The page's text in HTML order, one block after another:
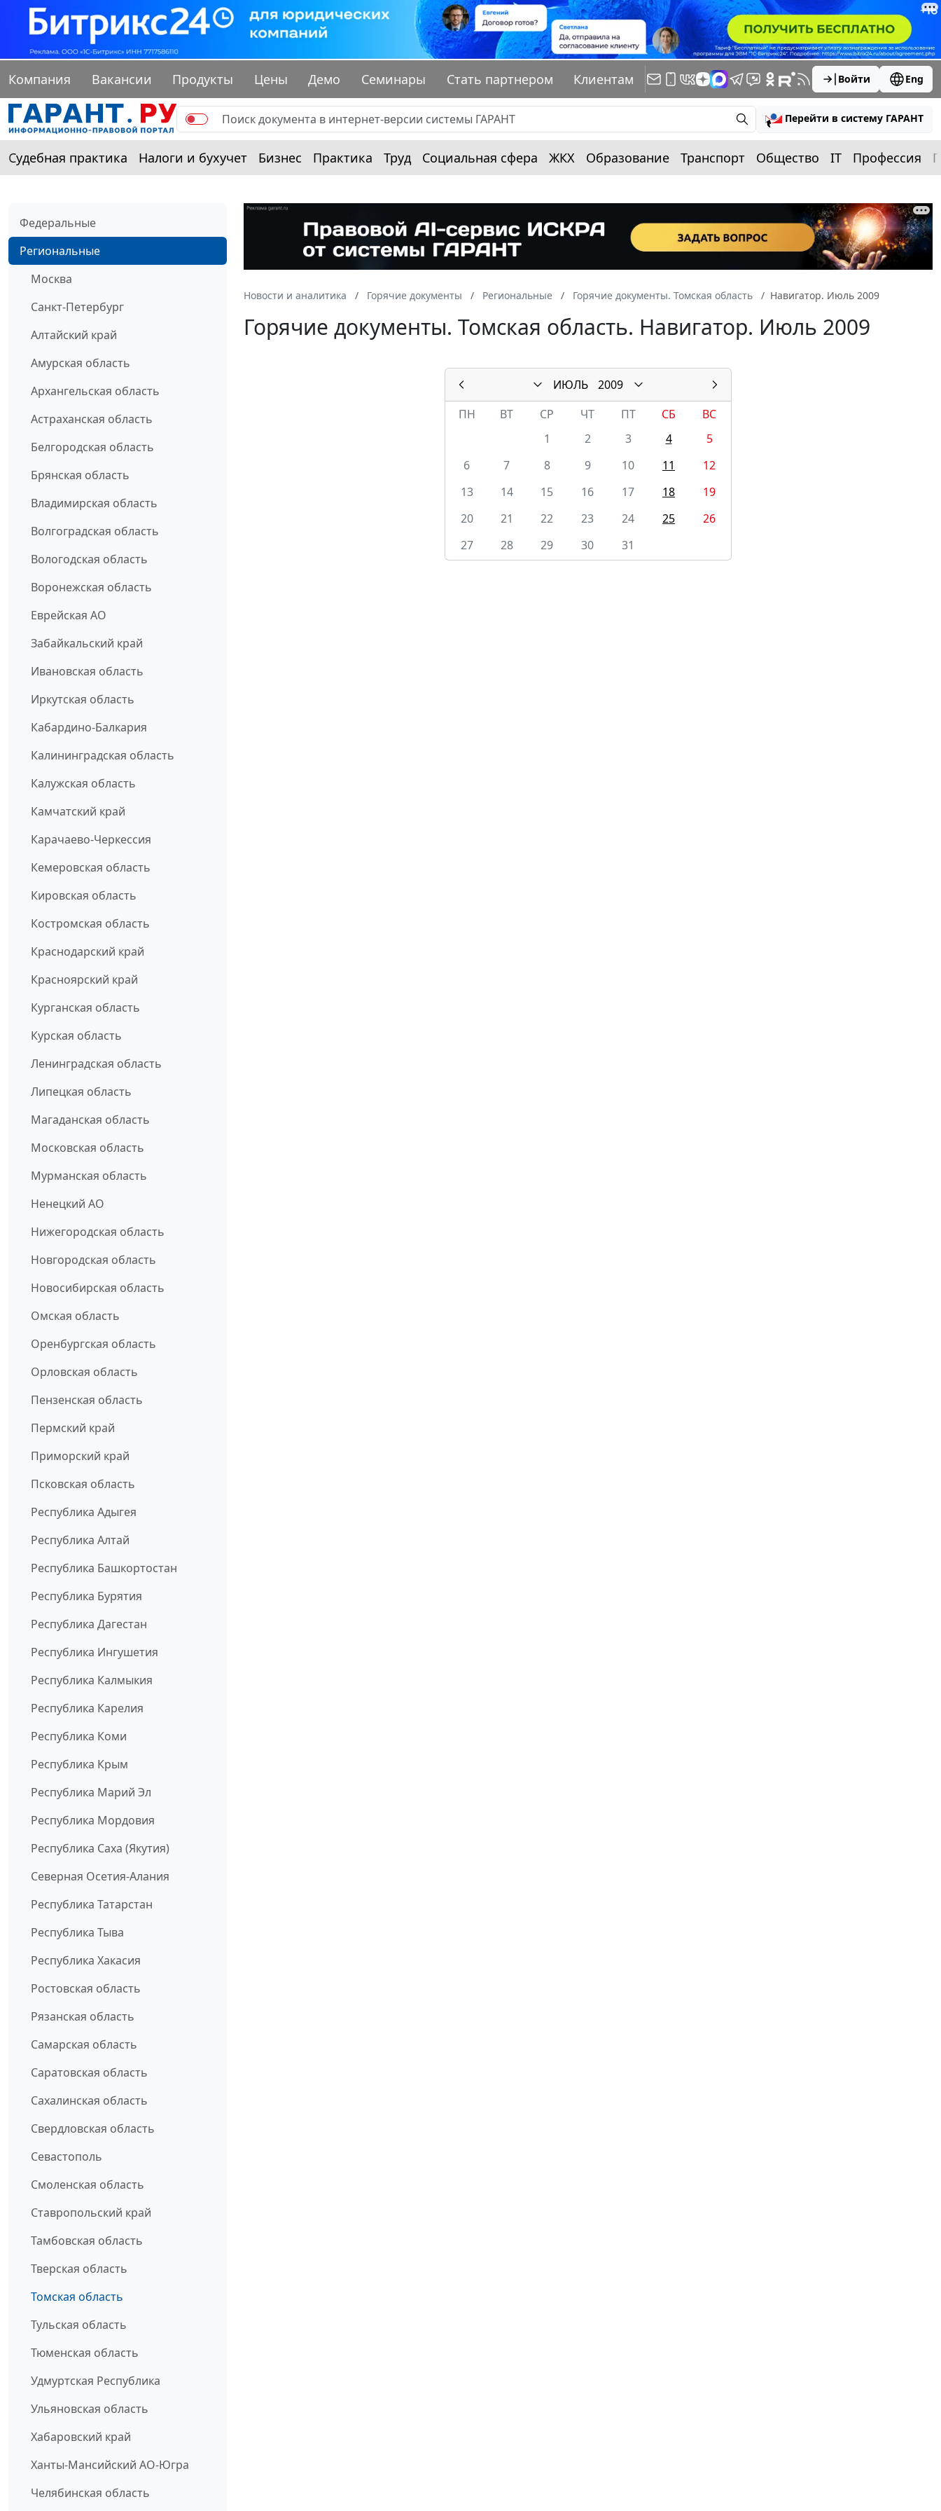
Компания Вакансии Продукты Цены Демо Семинары Стать партнером Клиентам Войти Eng
Перейти в систему ГАРАНТ
Судебная практика Налоги и бухучет Бизнес Практика Труд Социальная сфера ЖКХ Образование Транспорт Общество IT Профессия
Федеральные
Региональные
Москва
Санкт-Петербург
Алтайский край
Амурская область
Архангельская область
Астраханская область
Белгородская область
Брянская область
Владимирская область
Волгоградская область
Вологодская область
Воронежская область
Еврейская АО
Забайкальский край
Ивановская область
Иркутская область
Кабардино-Балкария
Калининградская область
Калужская область
Камчатский край
Карачаево-Черкессия
Кемеровская область
Кировская область
Костромская область
Краснодарский край
Красноярский край
Курганская область
Курская область
Ленинградская область
Липецкая область
Магаданская область
Московская область
Мурманская область
Ненецкий АО
Нижегородская область
Новгородская область
Новосибирская область
Омская область
Оренбургская область
Орловская область
Пензенская область
Пермский край
Приморский край
Псковская область
Республика Адыгея
Республика Алтай
Республика Башкортостан
Республика Бурятия
Республика Дагестан
Республика Ингушетия
Республика Калмыкия
Республика Карелия
Республика Коми
Республика Крым
Республика Марий Эл
Республика Мордовия
Республика Саха (Якутия)
Северная Осетия-Алания
Республика Татарстан
Республика Тыва
Республика Хакасия
Ростовская область
Рязанская область
Самарская область
Саратовская область
Сахалинская область
Свердловская область
Севастополь
Смоленская область
Ставропольский край
Тамбовская область
Тверская область
Томская область
Тульская область
Тюменская область
Удмуртская Республика
Ульяновская область
Хабаровский край
Ханты-Мансийский АО-Югра
Челябинская область
Новости и аналитика Горячие документы Региональные Горячие документы. Томская область Навигатор. Июль 2009
Горячие документы. Томская область. Навигатор. Июль 2009
ИЮЛЬ
2009
ПН
ВТ СР ЧТ ПТ СБ
ВС
1
2 3 4
5
6
7 8 9 10 11
12
13
14 15 16 17 18
19
20
21 22 23 24 25
26
27
28 29 30 31